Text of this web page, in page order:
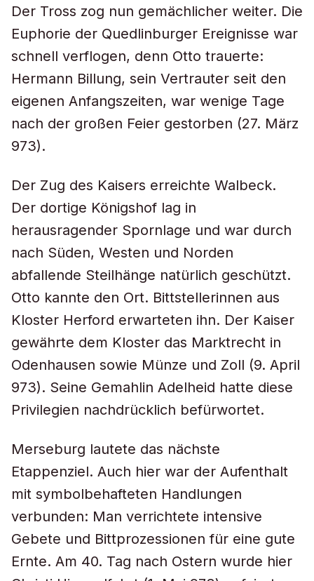
Der Tross zog nun gemächlicher weiter. Die
Euphorie der Quedlinburger Ereignisse war
schnell verflogen, denn Otto trauerte:
Hermann Billung, sein Vertrauter seit den
eigenen Anfangszeiten, war wenige Tage
nach der großen Feier gestorben (27. März
973).
Der Zug des Kaisers erreichte Walbeck.
Der dortige Königshof lag in
herausragender Spornlage und war durch
nach Süden, Westen und Norden
abfallende Steilhänge natürlich geschützt.
Otto kannte den Ort. Bittstellerinnen aus
Kloster Herford erwarteten ihn. Der Kaiser
gewährte dem Kloster das Marktrecht in
Odenhausen sowie Münze und Zoll (9. April
973). Seine Gemahlin Adelheid hatte diese
Privilegien nachdrücklich befürwortet.
Merseburg lautete das nächste
Etappenziel. Auch hier war der Aufenthalt
mit symbolbehafteten Handlungen
verbunden: Man verrichtete intensive
Gebete und Bittprozessionen für eine gute
Ernte. Am 40. Tag nach Ostern wurde hier